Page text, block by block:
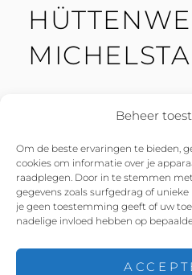
Beheer
Om de beste ervaringen te bieden,
cookies om informatie over je
raadplegen. Door in te stemmen
gegevens zoals surfgedrag of unieke
je geen toestemming geeft of uw
nadelige invloed hebben op
Facebook
Instagram
Twitter
YouTube